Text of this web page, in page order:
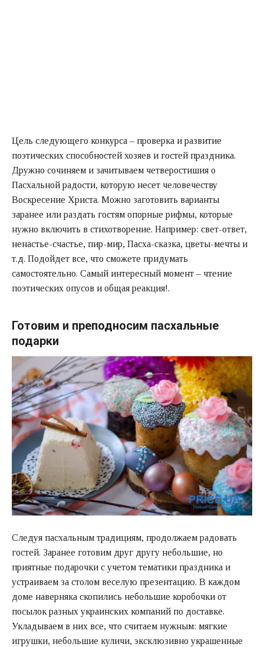
Цель следующего конкурса – проверка и развитие
поэтических способностей хозяев и гостей праздника.
Дружно сочиняем и зачитываем четверостишия о
Пасхальной радости, которую несет человечеству
Воскресение Христа. Можно заготовить варианты
заранее или раздать гостям опорные рифмы, которые
нужно включить в стихотворение. Например: свет-ответ,
ненастье-счастье, пир-мир, Пасха-сказка, цветы-мечты и
т.д. Подойдет все, что сможете придумать
самостоятельно. Самый интересный момент – чтение
поэтических опусов и общая реакция!.
Готовим и преподносим пасхальные
подарки
Следуя пасхальным традициям, продолжаем радовать
гостей. Заранее готовим друг другу небольшие, но
приятные подарочки с учетом тематики праздника и
устраиваем за столом веселую презентацию. В каждом
доме наверняка скопились небольшие коробочки от
посылок разных украинских компаний по доставке.
Укладываем в них все, что считаем нужным: мягкие
игрушки, небольшие куличи, эксклюзивно украшенные